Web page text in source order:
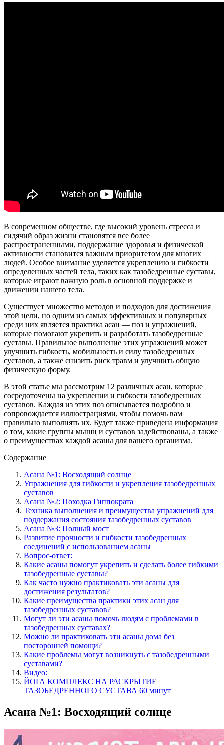
В современном обществе, где высокий уровень стресса и
сидячий образ жизни становятся все более
распространенными, поддержание здоровья и физической
активности становится важным приоритетом для многих
людей. Особое внимание уделяется укреплению и гибкости
определенных частей тела, таких как тазобедренные суставы,
которые играют важную роль в основной поддержке и
движении нашего тела.
Существует множество методов и подходов для достижения
этой цели, но одним из самых эффективных и популярных
среди них является практика асан — поз и упражнений,
которые помогают укрепить и разработать тазобедренные
суставы. Правильное выполнение этих упражнений может
улучшить гибкость, мобильность и силу тазобедренных
суставов, а также снизить риск травм и улучшить общую
физическую форму.
В этой статье мы рассмотрим 12 различных асан, которые
сосредоточены на укреплении и гибкости тазобедренных
суставов. Каждая из этих поз описывается подробно и
сопровождается иллюстрациями, чтобы помочь вам
правильно выполнять их. Будет также приведена информация
о том, какие группы мышц и суставов задействованы, а также
о преимуществах каждой асаны для вашего организма.
Содержание
Асана №1: Восходящий солнце
Упражнения для гибкости и укрепления тазобедренных
суставов
Асана №2: Походка Гиппократа
Техника выполнения и преимущества упражнений для
поддержания состояния тазобедренных суставов
Асана №3: Полный мост
Развитие прочности и гибкости тазобедренных
соединений с использованием асаны
Вопрос-ответ:
Какие асаны помогут укрепить и сделать более гибкими
тазобедренные суставы?
Как часто нужно практиковать эти асаны для
достижения результатов?
Какие преимущества практики этих асан для
тазобедренных суставов?
Могут ли эти асаны помочь людям с проблемами в
тазобедренных суставах?
Можно ли практиковать эти асаны дома без
посторонней помощи?
Какие проблемы могут возникнуть с тазобедренными
суставами?
Видео:
ЙОГА КОМПЛЕКС НА РАСКРЫТИЕ
ТАЗОБЕДРЕННОГО СУСТАВА 60 минут
Асана №1: Восходящий солнце